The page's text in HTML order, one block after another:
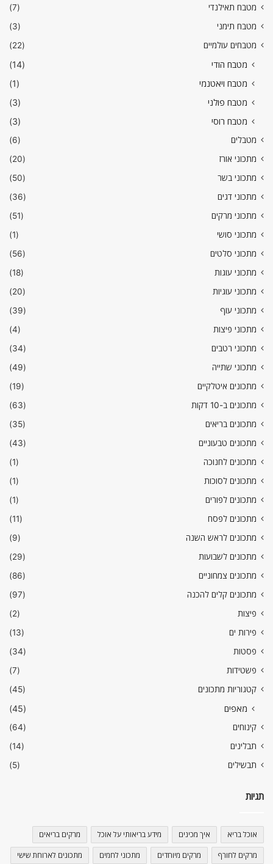
מטבח תאילנדי
(7)
מטבח תימני
(3)
מטבחים עולמיים
(22)
מטבח הודי
(14)
מטבח ויאטנמי
(1)
מטבח פולני
(3)
מטבח רוסי
(3)
מטבלים
(6)
מתכוני אורז
(20)
מתכוני בשר
(50)
מתכוני דגים
(36)
מתכוני מרקים
(51)
מתכוני סושי
(1)
מתכוני סלטים
(56)
מתכוני עוגות
(18)
מתכוני עוגיות
(20)
מתכוני עוף
(39)
מתכוני פיצות
(4)
מתכוני רטבים
(34)
מתכוני שתייה
(49)
מתכונים איטלקיים
(19)
מתכונים ב-10 דקות
(63)
מתכונים בריאים
(35)
מתכונים טבעוניים
(43)
מתכונים לחנוכה
(1)
מתכונים לסוכות
(1)
מתכונים לפורים
(1)
מתכונים לפסח
(11)
מתכונים לראש השנה
(9)
מתכונים לשבועות
(29)
מתכונים צמחוניים
(86)
מתכונים קלים להכנה
(97)
פיצות
(2)
פירות ים
(13)
פסטות
(34)
פשטידות
(7)
קטגוריות מתכונים
(45)
מאפים (45)
קינוחים
(64)
תבלינים
(14)
תבשילים
(5)
תגיות
אוכל בריא איך מכינים מידע בריאותי על אוכל מרקים בריאים
מרקים לחורף מרקים מיוחדים מתכוני לחמים מתכונים לארוחת שישי